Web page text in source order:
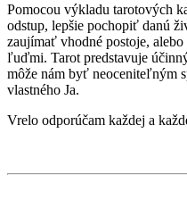
Pomocou výkladu tarotových
odstup, lepšie pochopiť danú
zaujímať vhodné postoje,
ľuďmi. Tarot predstavuje
môže nám byť neoceniteľným
vlastného Ja.
Vrelo odporúčam každej a